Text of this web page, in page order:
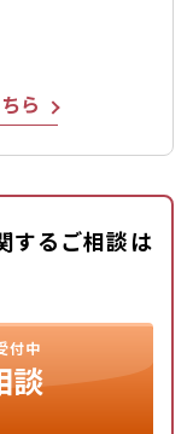
ら
するご相談は
付中
談